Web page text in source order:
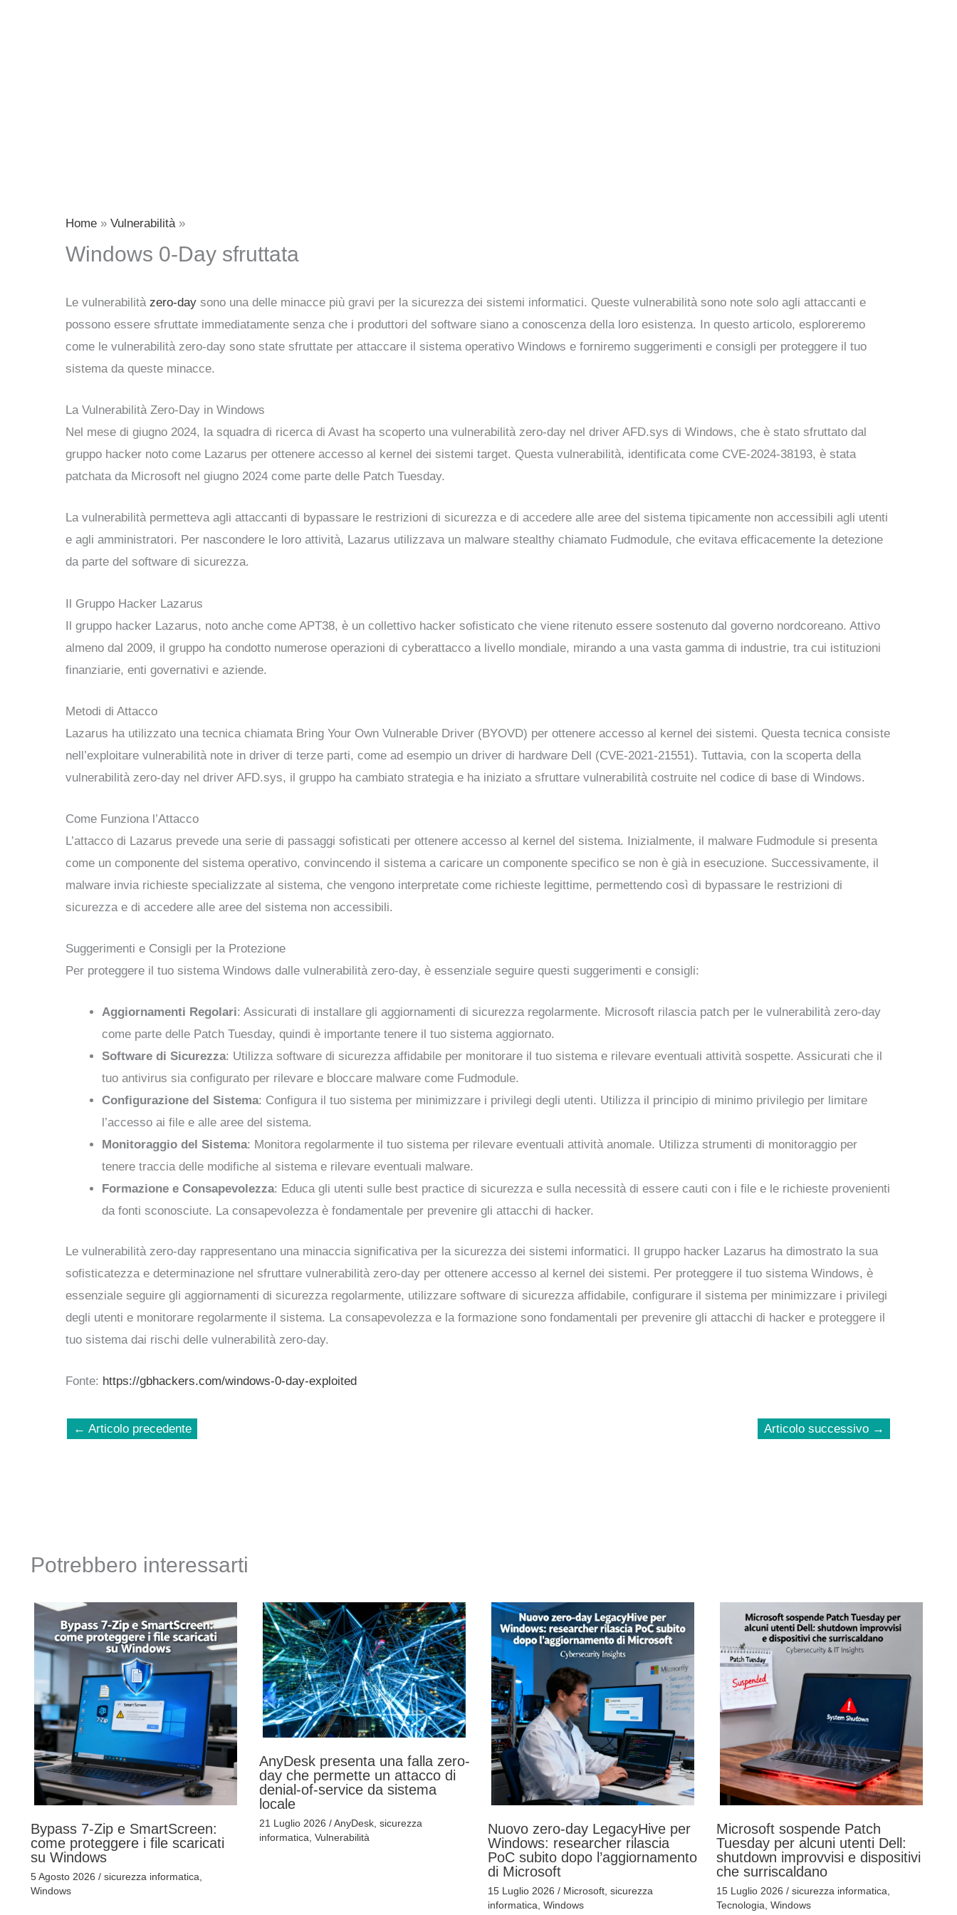
Home Vulnerabilità
Windows 0-Day sfruttata
Le vulnerabilità zero-day sono una delle minacce più gravi per la sicurezza dei sistemi informatici. Queste vulnerabilità sono note solo agli attaccanti e
possono essere sfruttate immediatamente senza che i produttori del software siano a conoscenza della loro esistenza. In questo articolo, esploreremo
come le vulnerabilità zero-day sono state sfruttate per attaccare il sistema operativo Windows e forniremo suggerimenti e consigli per proteggere il tuo
sistema da queste minacce.
La Vulnerabilità Zero-Day in Windows
Nel mese di giugno 2024, la squadra di ricerca di Avast ha scoperto una vulnerabilità zero-day nel driver AFD.sys di Windows, che è stato sfruttato dal
gruppo hacker noto come Lazarus per ottenere accesso al kernel dei sistemi target. Questa vulnerabilità, identificata come CVE-2024-38193, è stata
patchata da Microsoft nel giugno 2024 come parte delle Patch Tuesday.
La vulnerabilità permetteva agli attaccanti di bypassare le restrizioni di sicurezza e di accedere alle aree del sistema tipicamente non accessibili agli utenti
e agli amministratori. Per nascondere le loro attività, Lazarus utilizzava un malware stealthy chiamato Fudmodule, che evitava efficacemente la detezione
da parte del software di sicurezza.
Il Gruppo Hacker Lazarus
Il gruppo hacker Lazarus, noto anche come APT38, è un collettivo hacker sofisticato che viene ritenuto essere sostenuto dal governo nordcoreano. Attivo
almeno dal 2009, il gruppo ha condotto numerose operazioni di cyberattacco a livello mondiale, mirando a una vasta gamma di industrie, tra cui istituzioni
finanziarie, enti governativi e aziende.
Metodi di Attacco
Lazarus ha utilizzato una tecnica chiamata Bring Your Own Vulnerable Driver (BYOVD) per ottenere accesso al kernel dei sistemi. Questa tecnica consiste
nell’exploitare vulnerabilità note in driver di terze parti, come ad esempio un driver di hardware Dell (CVE-2021-21551). Tuttavia, con la scoperta della
vulnerabilità zero-day nel driver AFD.sys, il gruppo ha cambiato strategia e ha iniziato a sfruttare vulnerabilità costruite nel codice di base di Windows.
Come Funziona l’Attacco
L’attacco di Lazarus prevede una serie di passaggi sofisticati per ottenere accesso al kernel del sistema. Inizialmente, il malware Fudmodule si presenta
come un componente del sistema operativo, convincendo il sistema a caricare un componente specifico se non è già in esecuzione. Successivamente, il
malware invia richieste specializzate al sistema, che vengono interpretate come richieste legittime, permettendo così di bypassare le restrizioni di
sicurezza e di accedere alle aree del sistema non accessibili.
Suggerimenti e Consigli per la Protezione
Per proteggere il tuo sistema Windows dalle vulnerabilità zero-day, è essenziale seguire questi suggerimenti e consigli:
Aggiornamenti Regolari: Assicurati di installare gli aggiornamenti di sicurezza regolarmente. Microsoft rilascia patch per le vulnerabilità zero-day
come parte delle Patch Tuesday, quindi è importante tenere il tuo sistema aggiornato.
Software di Sicurezza: Utilizza software di sicurezza affidabile per monitorare il tuo sistema e rilevare eventuali attività sospette. Assicurati che il
tuo antivirus sia configurato per rilevare e bloccare malware come Fudmodule.
Configurazione del Sistema: Configura il tuo sistema per minimizzare i privilegi degli utenti. Utilizza il principio di minimo privilegio per limitare
l’accesso ai file e alle aree del sistema.
Monitoraggio del Sistema: Monitora regolarmente il tuo sistema per rilevare eventuali attività anomale. Utilizza strumenti di monitoraggio per
tenere traccia delle modifiche al sistema e rilevare eventuali malware.
Formazione e Consapevolezza: Educa gli utenti sulle best practice di sicurezza e sulla necessità di essere cauti con i file e le richieste provenienti
da fonti sconosciute. La consapevolezza è fondamentale per prevenire gli attacchi di hacker.
Le vulnerabilità zero-day rappresentano una minaccia significativa per la sicurezza dei sistemi informatici. Il gruppo hacker Lazarus ha dimostrato la sua
sofisticatezza e determinazione nel sfruttare vulnerabilità zero-day per ottenere accesso al kernel dei sistemi. Per proteggere il tuo sistema Windows, è
essenziale seguire gli aggiornamenti di sicurezza regolarmente, utilizzare software di sicurezza affidabile, configurare il sistema per minimizzare i privilegi
degli utenti e monitorare regolarmente il sistema. La consapevolezza e la formazione sono fondamentali per prevenire gli attacchi di hacker e proteggere il
tuo sistema dai rischi delle vulnerabilità zero-day.
Fonte: https://gbhackers.com/windows-0-day-exploited
← Articolo precedente Articolo successivo →
Potrebbero interessarti
Bypass 7-Zip e SmartScreen:
come proteggere i file scaricati
su Windows
5 Agosto 2026 / sicurezza informatica
Windows
AnyDesk presenta una falla zero-
day che permette un attacco di
denial-of-service da sistema
locale
21 Luglio 2026 /AnyDesk, sicurezza
informatica Vulnerabilità
Nuovo zero-day LegacyHive per
Windows: researcher rilascia
PoC subito dopo l’aggiornamento
di Microsoft
15 Luglio 2026 / Microsoft, sicurezza
informatica Windows
Microsoft sospende Patch
Tuesday per alcuni utenti Dell:
shutdown improvvisi e dispositivi
che surriscaldano
15 Luglio 2026 / sicurezza informatica
Tecnologia Windows